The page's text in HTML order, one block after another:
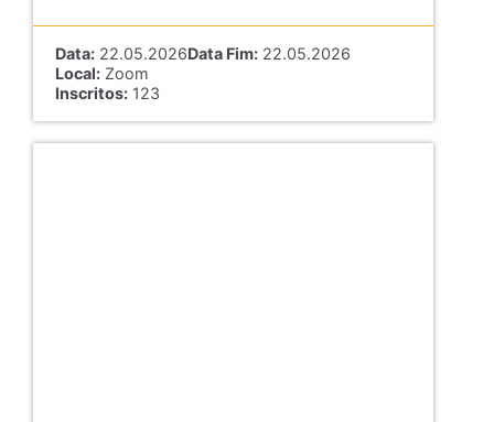
Data:22.05.2026Data Fim:22.05.2026
Local:Zoom
Inscritos:123